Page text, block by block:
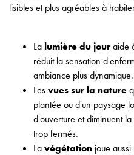
lisibles et plus agréables à
La lumière du jouraide
réduit la sensation
ambiance plus dynamique.
Lesvues sur la nature
plantée ou d'un paysage
d'ouverture et diminuent
trop fermés.
Lavégétation joue